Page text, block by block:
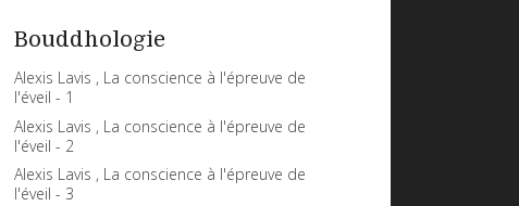
Bouddhologie
Alexis Lavis , La conscience à l'épreuve de
l'éveil - 1
Alexis Lavis , La conscience à l'épreuve de
l'éveil - 2
Alexis Lavis , La conscience à l'épreuve de
l'éveil - 3